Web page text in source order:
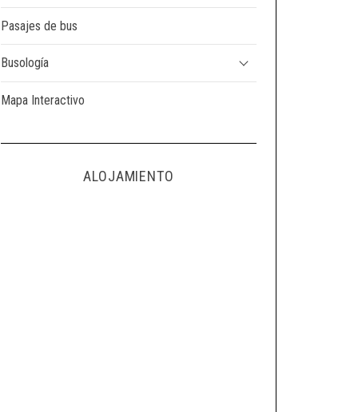
Pasajes de bus
Busología
Mapa Interactivo
ALOJAMIENTO